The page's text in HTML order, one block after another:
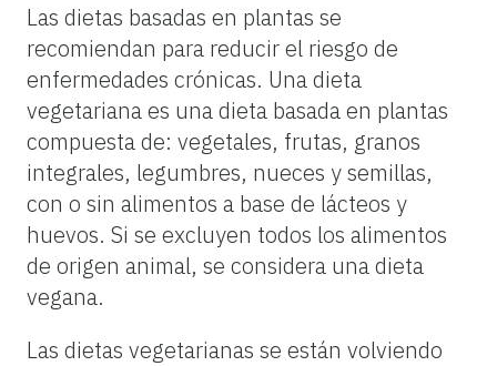
Las dietas basadas en plantas se
recomiendan para reducir el riesgo de
enfermedades crónicas. Una dieta
vegetariana es una dieta basada en plantas
compuesta de: vegetales, frutas, granos
integrales, legumbres, nueces y semillas,
con o sin alimentos a base de lácteos y
huevos. Si se excluyen todos los alimentos
de origen animal, se considera una dieta
vegana.
Las dietas vegetarianas se están volviendo